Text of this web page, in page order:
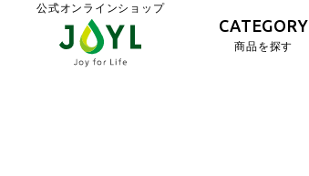
公式オンラインショップ
CATEGORY
商品を探す